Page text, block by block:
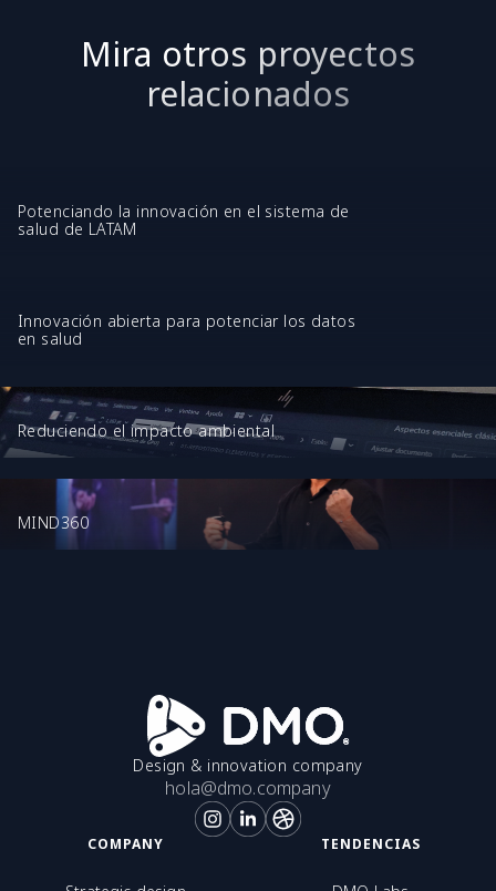
Mira otros proyectos
relacionados
Potenciando la innovación en el sistema de
salud de LATAM
Innovación abierta para potenciar los datos
en salud
Reduciendo el impacto ambiental
MIND360
Design & innovation company
hola@dmo.company
COMPANY TENDENCIAS